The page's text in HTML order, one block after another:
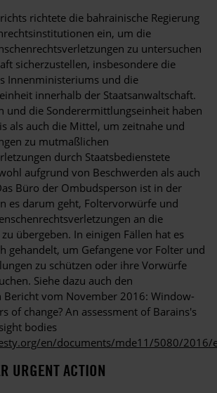
richtete die bahrainische Regierung
ein, um die
zu untersuchen
sicherzustellen, insbesondere die
Innenministeriums und die
innerhalb der Staatsanwaltschaft.
und die Sonderermittlungseinheit haben
als auch die Mittel, um zeitnahe und
zu mutmaßlichen
durch Staatsbedienstete
aufgrund von Beschwerden als auch
Büro der Ombudsperson ist in der
es darum geht, Foltervorwürfe und
an die
übergeben. In einigen Fällen hat es
gehandelt, um Gefangene vor Folter und
zu schützen oder ihre Vorwürfe
Siehe dazu auch den
Bericht vom November 2016: Window-
of change? An assessment of Barains's
bodies
en/documents/mde11/5080/2016/
URGENT ACTION